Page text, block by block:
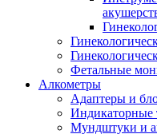
Фетальные
Алкометры
Адаптеры и
Индикаторные
Мундштуки и